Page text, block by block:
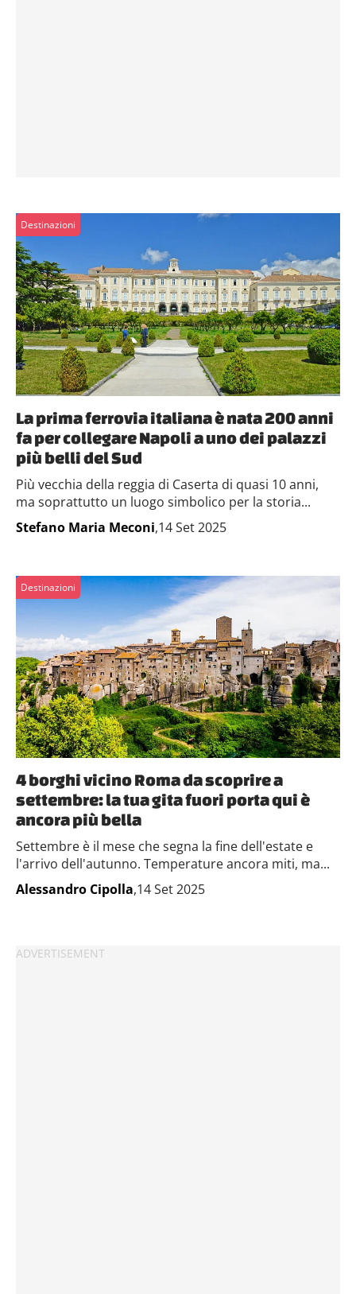
Destinazioni
La prima ferrovia italiana è nata 200 anni
fa per collegare Napoli a uno dei palazzi
più belli del Sud
Più vecchia della reggia di Caserta di quasi 10 anni,
ma soprattutto un luogo simbolico per la storia...
Stefano Maria Meconi,14 Set 2025
Destinazioni
4 borghi vicino Roma da scoprire a
settembre: la tua gita fuori porta qui è
ancora più bella
Settembre è il mese che segna la fine dell'estate e
l'arrivo dell'autunno. Temperature ancora miti, ma...
Alessandro Cipolla,14 Set 2025